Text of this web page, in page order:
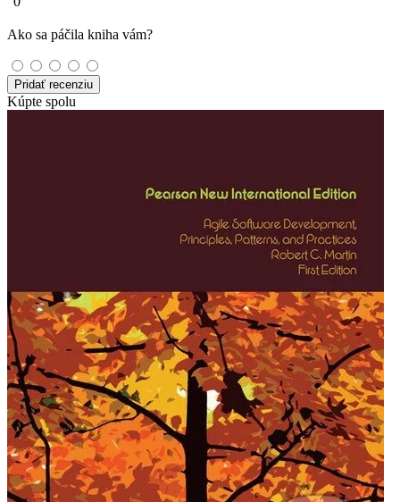
Ako sa páčila kniha vám?
Pridať recenziu
Kúpte spolu